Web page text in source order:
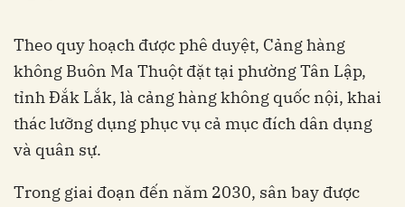
Theo quy hoạch được phê duyệt, Cảng hàng
không Buôn Ma Thuột đặt tại phường Tân Lập,
tỉnh Đắk Lắk, là cảng hàng không quốc nội, khai
thác lưỡng dụng phục vụ cả mục đích dân dụng
và quân sự.
Trong giai đoạn đến năm 2030, sân bay được